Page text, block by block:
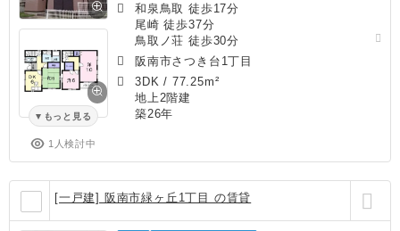
もっと見る
1人検討中
和泉鳥取 徒歩17分
尾崎 徒歩37分
鳥取ノ荘 徒歩30分
阪南市さつき台1丁目
3DK / 77.25m²
地上2階建
築26年
[一戸建] 阪南市緑ヶ丘1丁目 の賃貸